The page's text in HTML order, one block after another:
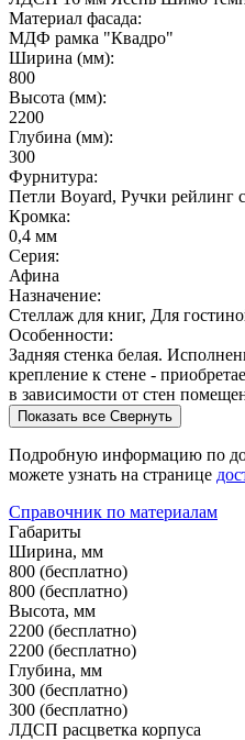
Материал фасада:
МДФ рамка "Квадро"
Ширина (мм):
800
Высота (мм):
2200
Глубина (мм):
300
Фурнитура:
Петли Boyard, Ручки рейлинг
Кромка:
0,4 мм
Серия:
Афина
Назначение:
Стеллаж для книг, Для
Особенности:
Задняя стенка белая.
крепление к стене -
в зависимости от стен
Показать все Свернуть
Подробную информацию по
можете узнать на странице
Справочник по материалам
Габариты
Ширина, мм
800 (бесплатно)
800 (бесплатно)
Высота, мм
2200 (бесплатно)
2200 (бесплатно)
Глубина, мм
300 (бесплатно)
300 (бесплатно)
ЛДСП расцветка корпуса